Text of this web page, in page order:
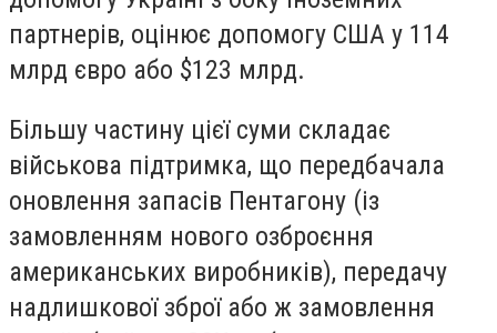
партнерів, оцінює допомогу США у 114
млрд євро або $123 млрд.
Більшу частину цієї суми складає
військова підтримка, що передбачала
оновлення запасів Пентагону (із
замовленням нового озброєння
американських виробників), передачу
надлишкової зброї або ж замовлення